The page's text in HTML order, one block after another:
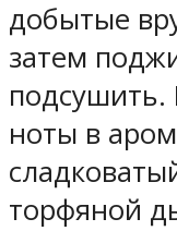
добытые
затем
ноты в
торфяной